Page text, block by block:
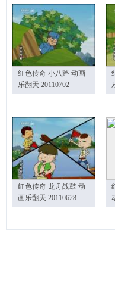
红色传奇 小八路 动画
乐翻天 20110702
红色传奇 龙舟战鼓 动
画乐翻天 20110628